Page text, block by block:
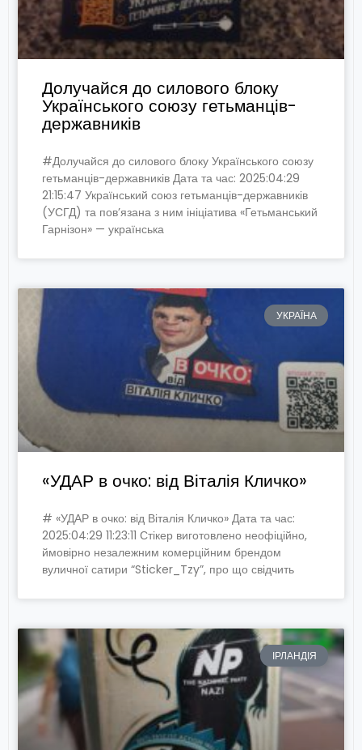
Долучайся до силового блоку
Українського союзу гетьманців-
державників
#Долучайся до силового блоку Українського союзу
гетьманців-державників Дата та час: 2025:04:29
21:15:47 Український союз гетьманців-державників
(УСГД) та пов’язана з ним ініціатива «Гетьманський
Гарнізон» — українська
УКРАЇНА
«УДАР в очко: від Віталія Кличко»
# «УДАР в очко: від Віталія Кличко» Дата та час:
2025:04:29 11:23:11 Стікер виготовлено неофіційно,
ймовірно незалежним комерційним брендом
вуличної сатири “Sticker_Tzy”, про що свідчить
ІРЛАНДІЯ